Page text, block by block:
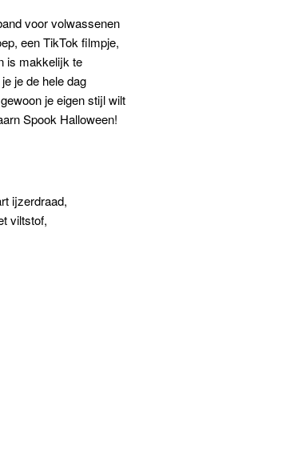
voor volwassenen
een TikTok filmpje,
is makkelijk te
je de hele dag
je eigen stijl wilt
Spook Halloween!
ijzerdraad,
viltstof,